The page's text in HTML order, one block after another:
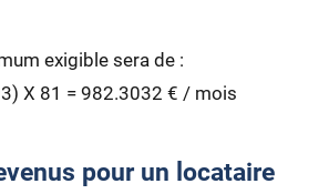
exigible sera de :
X 81 = 982.3032 € / mois
pour un locataire